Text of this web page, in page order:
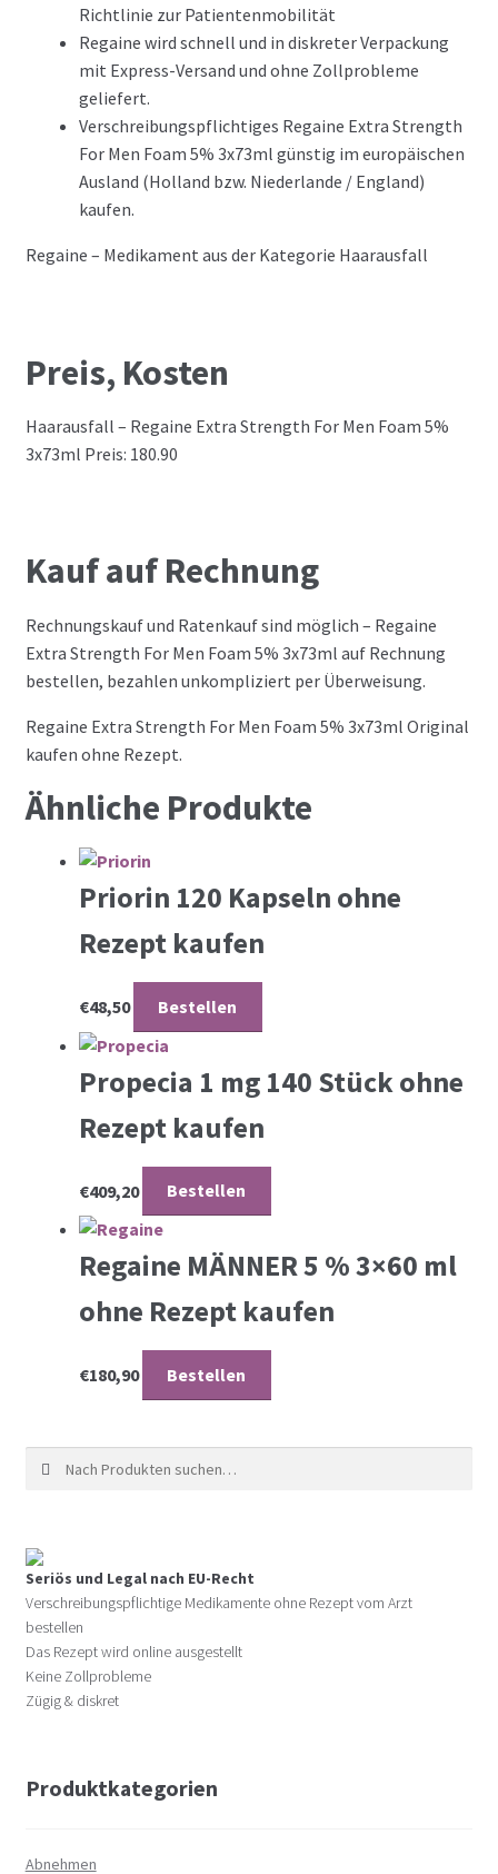
Richtlinie zur Patientenmobilität
Regaine wird schnell und in diskreter Verpackung
mit Express-Versand und ohne Zollprobleme
geliefert.
Verschreibungspflichtiges Regaine Extra Strength
For Men Foam 5% 3x73ml günstig im europäischen
Ausland (Holland bzw. Niederlande / England)
kaufen.
Regaine – Medikament aus der Kategorie Haarausfall
Preis, Kosten
Haarausfall – Regaine Extra Strength For Men Foam 5%
3x73ml Preis: 180.90
Kauf auf Rechnung
Rechnungskauf und Ratenkauf sind möglich – Regaine
Extra Strength For Men Foam 5% 3x73ml auf Rechnung
bestellen, bezahlen unkompliziert per Überweisung.
Regaine Extra Strength For Men Foam 5% 3x73ml Original
kaufen ohne Rezept.
Ähnliche Produkte
Priorin 120 Kapseln ohne
Rezept kaufen
€48,50 Bestellen
Propecia 1 mg 140 Stück ohne
Rezept kaufen
€409,20 Bestellen
Regaine MÄNNER 5 % 3×60 ml
ohne Rezept kaufen
€180,90 Bestellen
Suche nach:
Seriös und Legal nach EU-Recht
Verschreibungspflichtige Medikamente ohne Rezept vom Arzt
bestellen
Das Rezept wird online ausgestellt
Keine Zollprobleme
Zügig & diskret
Produktkategorien
Abnehmen